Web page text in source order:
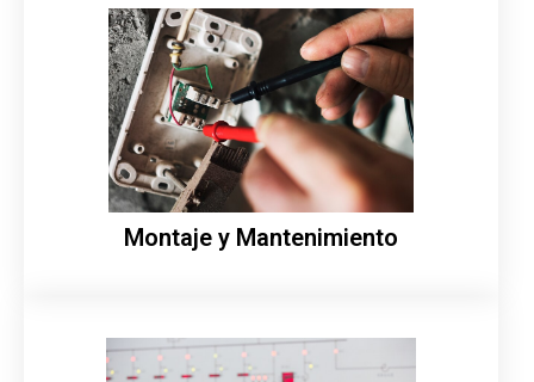
Montaje y Mantenimiento